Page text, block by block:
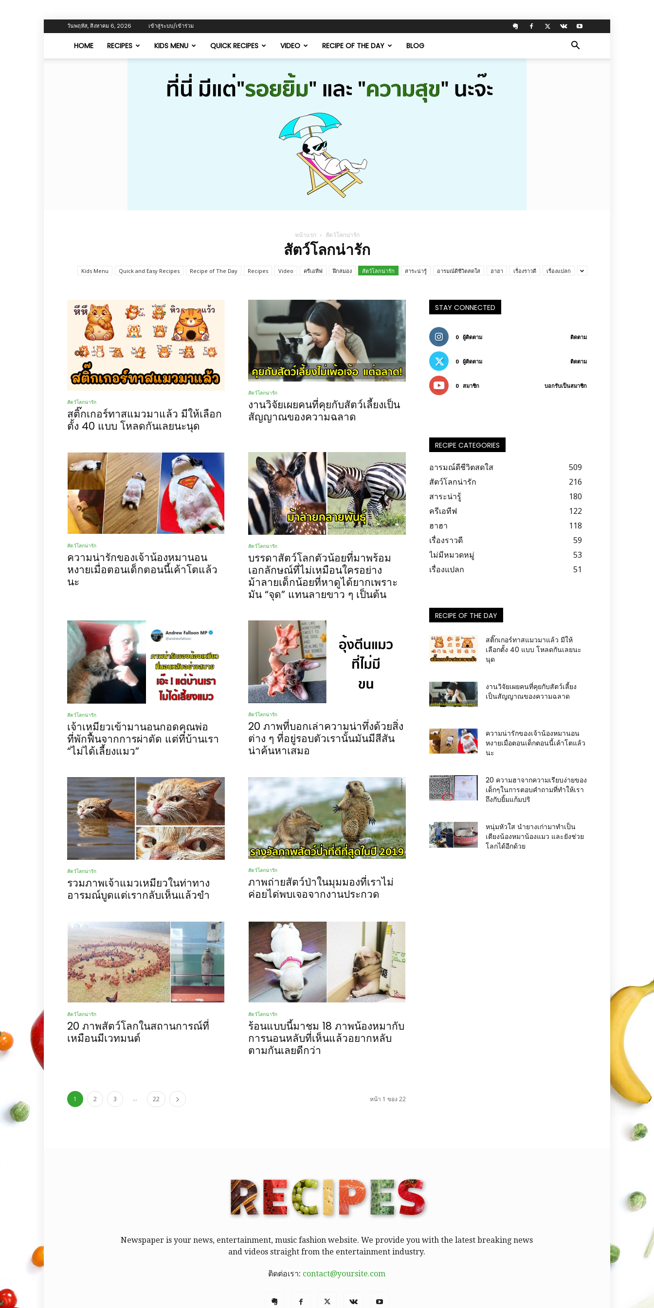
วันพฤหัส, สิงหาคม 6, 2026 เข้าสู่ระบบ/เข้าร่วม
HOME RECIPES KIDS MENU QUICK RECIPES VIDEO RECIPE OF THE DAY BLOG
plearnplearns.com
หน้าแรก สัตว์โลกน่ารัก
สัตว์โลกน่ารัก
Kids Menu Quick and Easy Recipes Recipe of The Day Recipes Video ครีเอทีฟ ฝึกสมอง สัตว์โลกน่ารัก สาระน่ารู้ อารมณ์ดีชีวิตสดใส ฮาฮา เรื่องราวดี เรื่องแปลก
สัตว์โลกน่ารัก
สติ๊กเกอร์ทาสแมวมาแล้ว มีให้เลือก
ตั้ง 40 แบบ โหลดกันเลยนะนุด
สัตว์โลกน่ารัก
งานวิจัยเผยคนที่คุยกับสัตว์เลี้ยงเป็น
สัญญาณของความฉลาด
สัตว์โลกน่ารัก
ความน่ารักของเจ้าน้องหมานอน
หงายเมื่อตอนเด็กตอนนี้เค้าโตแล้ว
นะ
สัตว์โลกน่ารัก
บรรดาสัตว์โลกตัวน้อยที่มาพร้อม
เอกลักษณ์ที่ไม่เหมือนใครอย่าง
ม้าลายเด็กน้อยที่หาดูได้ยากเพราะ
มัน “จุด” แทนลายขาว ๆ เป็นต้น
สัตว์โลกน่ารัก
เจ้าเหมียวเข้ามานอนกอดคุณพ่อ
ที่พักฟื้นจากการผ่าตัด แต่ที่บ้านเรา
“ไม่ได้เลี้ยงแมว”
สัตว์โลกน่ารัก
20 ภาพที่บอกเล่าความน่าทึ่งด้วยสิ่ง
ต่าง ๆ ที่อยู่รอบตัวเรานั้นมันมีสีสัน
น่าค้นหาเสมอ
สัตว์โลกน่ารัก
รวมภาพเจ้าแมวเหมียวในท่าทาง
อารมณ์บูดแต่เรากลับเห็นแล้วขำ
สัตว์โลกน่ารัก
ภาพถ่ายสัตว์ป่าในมุมมองที่เราไม่
ค่อยได่พบเจอจากงานประกวด
สัตว์โลกน่ารัก
20 ภาพสัตว์โลกในสถานการณ์ที่
เหมือนมีเวทมนต์
สัตว์โลกน่ารัก
ร้อนแบบนี้มาชม 18 ภาพน้องหมากับ
การนอนหลับที่เห็นแล้วอยากหลับ
ตามกันเลยดีกว่า
1 2 3 ... 22 หน้า 1 ของ 22
STAY CONNECTED
0 ผู้ติดตาม ติดตาม
0 ผู้ติดตาม ติดตาม
0 สมาชิก บอกรับเป็นสมาชิก
RECIPE CATEGORIES
อารมณ์ดีชีวิตสดใส
509
สัตว์โลกน่ารัก
216
สาระน่ารู้
180
ครีเอทีฟ
122
ฮาฮา
118
เรื่องราวดี
59
ไม่มีหมวดหมู่
53
เรื่องแปลก
51
RECIPE OF THE DAY
สติ๊กเกอร์ทาสแมวมาแล้ว มีให้
เลือกตั้ง 40 แบบ โหลดกันเลยนะ
นุด
งานวิจัยเผยคนที่คุยกับสัตว์เลี้ยง
เป็นสัญญาณของความฉลาด
ความน่ารักของเจ้าน้องหมานอน
หงายเมื่อตอนเด็กตอนนี้เค้าโตแล้ว
นะ
20 ความฮาจากความเรียบง่ายของ
เด็กๆในการตอบคำถามที่ทำให้เรา
ถึงกับยิ้มแก้มปริ
หนุ่มหัวใส นำยางเก่ามาทำเป็น
เตียงน้องหมาน้องแมว และยังช่วย
โลกได้อีกด้วย
Newspaper is your news, entertainment, music fashion website. We provide you with the latest breaking news
and videos straight from the entertainment industry.
ติดต่อเรา: contact@yoursite.com